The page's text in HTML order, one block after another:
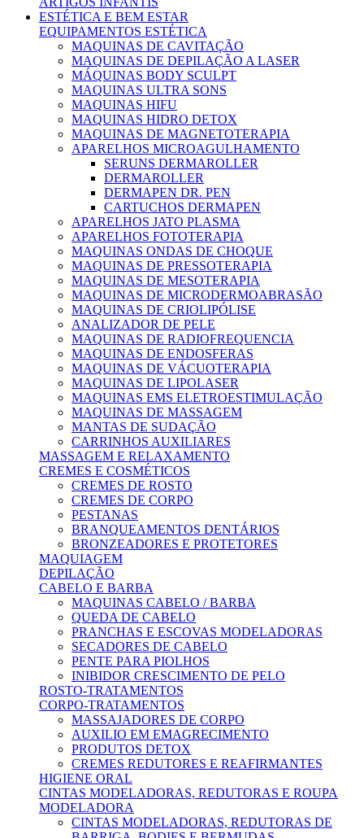
ESTÉTICA E BEM ESTAR
EQUIPAMENTOS ESTÉTICA
MAQUINAS DE CAVITAÇÃO
MAQUINAS DE DEPILAÇÃO A LASER
MÁQUINAS BODY SCULPT
MAQUINAS ULTRA SONS
MAQUINAS HIFU
MAQUINAS HIDRO DETOX
MAQUINAS DE MAGNETOTERAPIA
APARELHOS MICROAGULHAMENTO
SERUNS DERMAROLLER
DERMAROLLER
DERMAPEN DR. PEN
CARTUCHOS DERMAPEN
APARELHOS JATO PLASMA
APARELHOS FOTOTERAPIA
MAQUINAS ONDAS DE CHOQUE
MAQUINAS DE PRESSOTERAPIA
MAQUINAS DE MESOTERAPIA
MAQUINAS DE MICRODERMOABRASÃO
MAQUINAS DE CRIOLIPÓLISE
ANALIZADOR DE PELE
MAQUINAS DE RADIOFREQUENCIA
MAQUINAS DE ENDOSFERAS
MAQUINAS DE VÁCUOTERAPIA
MAQUINAS DE LIPOLASER
MAQUINAS EMS ELETROESTIMULAÇÃO
MAQUINAS DE MASSAGEM
MANTAS DE SUDAÇÃO
CARRINHOS AUXILIARES
MASSAGEM E RELAXAMENTO
CREMES E COSMÉTICOS
CREMES DE ROSTO
CREMES DE CORPO
PESTANAS
BRANQUEAMENTOS DENTÁRIOS
BRONZEADORES E PROTETORES
MAQUIAGEM
DEPILAÇÃO
CABELO E BARBA
MAQUINAS CABELO / BARBA
QUEDA DE CABELO
PRANCHAS E ESCOVAS MODELADORAS
SECADORES DE CABELO
PENTE PARA PIOLHOS
INIBIDOR CRESCIMENTO DE PELO
ROSTO-TRATAMENTOS
CORPO-TRATAMENTOS
MASSAJADORES DE CORPO
AUXILIO EM EMAGRECIMENTO
PRODUTOS DETOX
CREMES REDUTORES E REAFIRMANTES
HIGIENE ORAL
CINTAS MODELADORAS, REDUTORAS E ROUPA
MODELADORA
CINTAS MODELADORAS, REDUTORAS DE